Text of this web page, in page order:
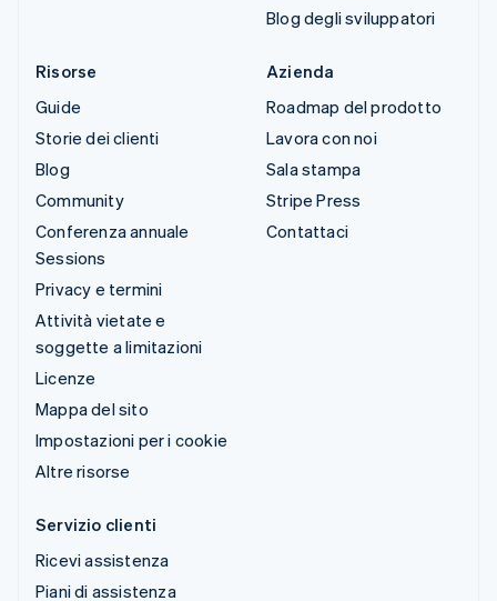
Blog degli sviluppatori
Risorse
Guide
Storie dei clienti
Blog
Community
Conferenza annuale
Sessions
Privacy e termini
Attività vietate e
soggette a limitazioni
Licenze
Mappa del sito
Impostazioni per i cookie
Altre risorse
Azienda
Roadmap del prodotto
Lavora con noi
Sala stampa
Stripe Press
Contattaci
Servizio clienti
Ricevi assistenza
Piani di assistenza